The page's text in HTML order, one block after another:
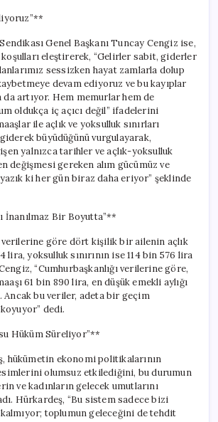
Genel Başkanı Tuncay Cengiz ise,
eleştirerek, “Gelirler sabit, giderler
sessizken hayat zamlarla dolup
devam ediyoruz ve bu kayıplar
da artıyor. Hem memurlar hem de
oldukça iç açıcı değil” ifadelerini
ile açlık ve yoksulluk sınırları
büyüdüğünü vurgulayarak,
yalnızca tarihler ve açlık-yoksulluk
değişmesi gereken alım gücümüz ve
ki her gün biraz daha eriyor” şeklinde
İnanılmaz Bir Boyutta”**
verilerine göre dört kişilik bir ailenin açlık
lira, yoksulluk sınırının ise 114 bin 576 lira
“Cumhurbaşkanlığı verilerine göre,
61 bin 890 lira, en düşük emekli aylığı
Ancak bu veriler, adeta bir geçim
dedi.
Hüküm Süreliyor”**
hükümetin ekonomi politikalarının
olumsuz etkilediğini, bu durumun
ve kadınların gelecek umutlarını
Hürkardeş, “Bu sistem sadece bizi
toplumun geleceğini de tehdit